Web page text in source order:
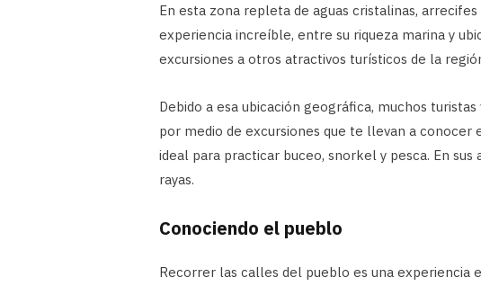
En esta zona repleta de aguas cristalinas,
experiencia increíble, entre su riqueza marina y
excursiones a otros atractivos turísticos de la
Debido a esa ubicación geográfica, muchos turistas
por medio de excursiones que te llevan a conocer
ideal para practicar buceo, snorkel y pesca. En
rayas.
Conociendo el pueblo
Recorrer las calles del pueblo es una experiencia